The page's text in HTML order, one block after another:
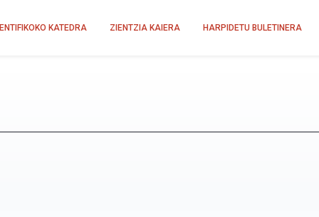
KATEDRA ZIENTZIA KAIERA HARPIDETU BULETINERA